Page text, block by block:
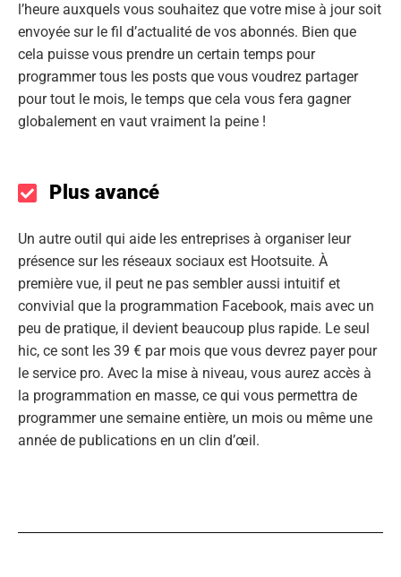
l’heure auxquels vous souhaitez que votre mise à jour soit
envoyée sur le fil d’actualité de vos abonnés. Bien que
cela puisse vous prendre un certain temps pour
programmer tous les posts que vous voudrez partager
pour tout le mois, le temps que cela vous fera gagner
globalement en vaut vraiment la peine !
Plus avancé
Un autre outil qui aide les entreprises à organiser leur
présence sur les réseaux sociaux est Hootsuite. À
première vue, il peut ne pas sembler aussi intuitif et
convivial que la programmation Facebook, mais avec un
peu de pratique, il devient beaucoup plus rapide. Le seul
hic, ce sont les 39 € par mois que vous devrez payer pour
le service pro. Avec la mise à niveau, vous aurez accès à
la programmation en masse, ce qui vous permettra de
programmer une semaine entière, un mois ou même une
année de publications en un clin d’œil.